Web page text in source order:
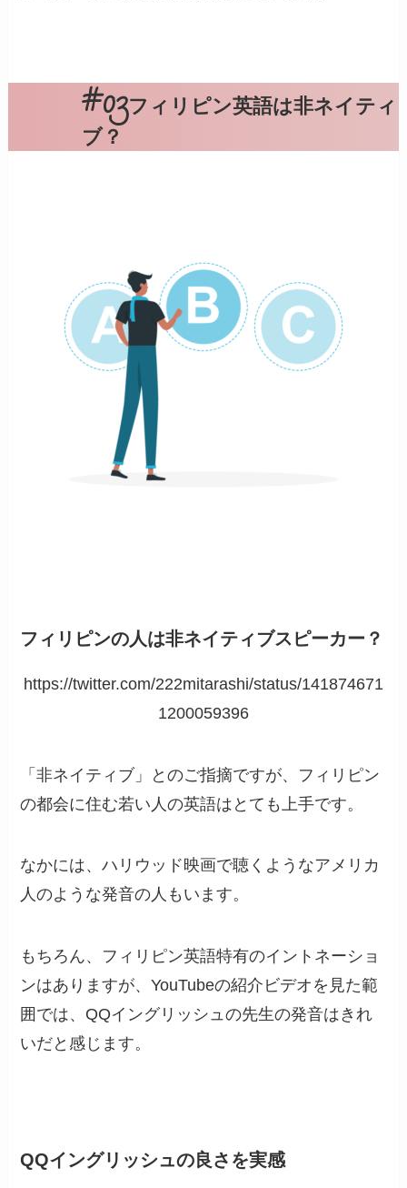
フィリピン英語は非ネイティ
ブ？
フィリピンの人は非ネイティブスピーカー？
https://twitter.com/222mitarashi/status/141874671
1200059396
「非ネイティブ」とのご指摘ですが、フィリピン
の都会に住む若い人の英語はとても上手です。
なかには、ハリウッド映画で聴くようなアメリカ
人のような発音の人もいます。
もちろん、フィリピン英語特有のイントネーショ
ンはありますが、YouTubeの紹介ビデオを見た範
囲では、QQイングリッシュの先生の発音はきれ
いだと感じます。
QQイングリッシュの良さを実感